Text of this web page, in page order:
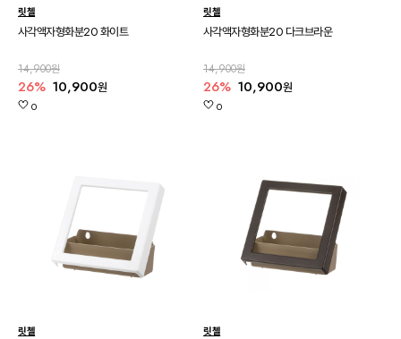
릿첼
사각액자형화분20 화이트
14,900원
26% 10,900원
0
릿첼
사각액자형화분20 다크브라운
14,900원
26% 10,900원
0
릿첼 릿첼